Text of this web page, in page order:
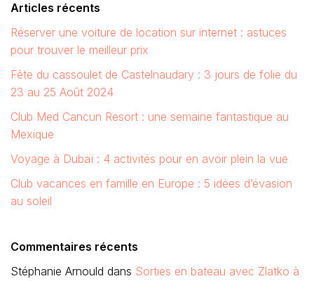
Articles récents
Réserver une voiture de location sur internet : astuces
pour trouver le meilleur prix
Fête du cassoulet de Castelnaudary : 3 jours de folie du
23 au 25 Août 2024
Club Med Cancun Resort : une semaine fantastique au
Mexique
Voyage à Dubaï : 4 activités pour en avoir plein la vue
Club vacances en famille en Europe : 5 idées d’évasion
au soleil
Commentaires récents
Stéphanie Arnould dans Sorties en bateau avec Zlatko à